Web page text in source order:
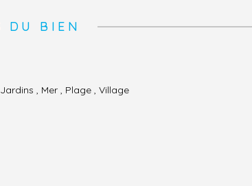
DU BIEN
, Mer , Plage , Village